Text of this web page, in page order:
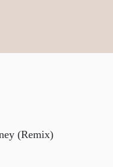
(Remix)